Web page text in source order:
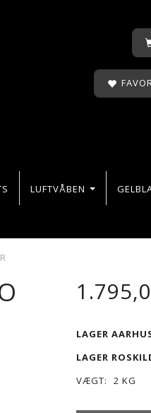
LUFTVÅBEN
LAGER
LAGER
VÆGT:
2 KG